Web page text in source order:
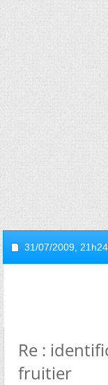
31/07/2009, 21h24
Re :
fruitier